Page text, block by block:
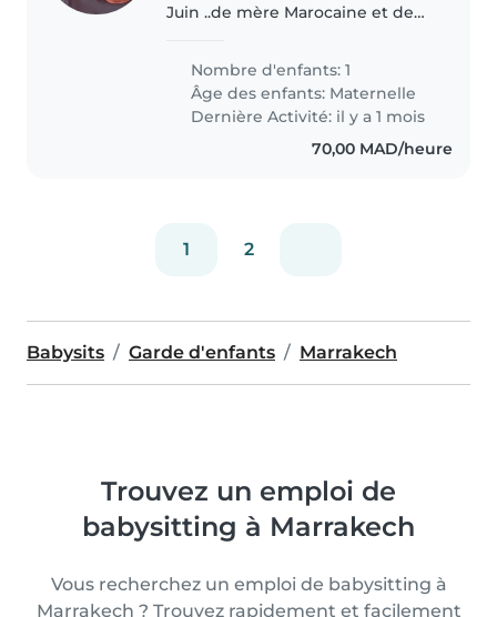
Juin ..de mère Marocaine et de
trilingue à Gueliz.. pratique de
nombreuses activités d aides
pour ses devoirs et pratiquer..
Nombre d'enfants: 1
Âge des enfants: Maternelle
Dernière Activité: il y a 1 mois
70,00 MAD/heure
1 2
Babysits Garde d'enfants Marrakech
Trouvez un emploi de
babysitting à Marrakech
Vous recherchez un emploi de babysitting à
Marrakech ? Trouvez rapidement et facilement